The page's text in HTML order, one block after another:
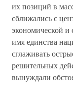
их позиций в
сближались с
экономической и
имя единства
сглаживать
решительных
вынуждали